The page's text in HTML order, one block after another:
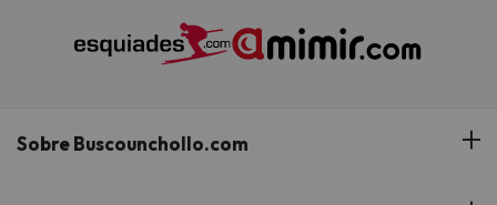
Sobre Buscounchollo.com